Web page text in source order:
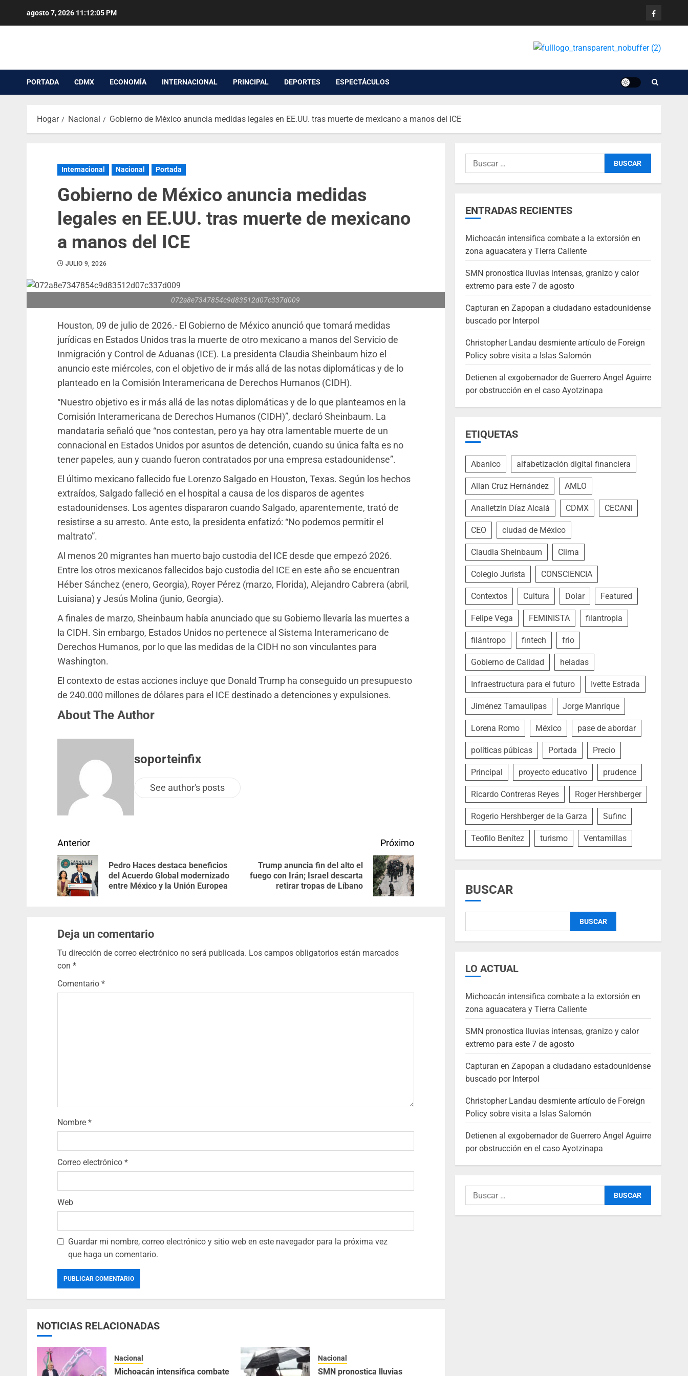
agosto 7, 2026 11:12:05 PM
PORTADA CDMX ECONOMÍA INTERNACIONAL PRINCIPAL DEPORTES ESPECTÁCULOS
Hogar Nacional Gobierno de México anuncia medidas legales en EE.UU. tras muerte de mexicano a manos del ICE
Internacional Nacional Portada
Gobierno de México anuncia medidas
legales en EE.UU. tras muerte de mexicano
a manos del ICE
JULIO 9, 2026
072a8e7347854c9d83512d07c337d009
Houston, 09 de julio de 2026.- El Gobierno de México anunció que tomará medidas
jurídicas en Estados Unidos tras la muerte de otro mexicano a manos del Servicio de
Inmigración y Control de Aduanas (ICE). La presidenta Claudia Sheinbaum hizo el
anuncio este miércoles, con el objetivo de ir más allá de las notas diplomáticas y de lo
planteado en la Comisión Interamericana de Derechos Humanos (CIDH).
“Nuestro objetivo es ir más allá de las notas diplomáticas y de lo que planteamos en la
Comisión Interamericana de Derechos Humanos (CIDH)”, declaró Sheinbaum. La
mandataria señaló que “nos contestan, pero ya hay otra lamentable muerte de un
connacional en Estados Unidos por asuntos de detención, cuando su única falta es no
tener papeles, aun y cuando fueron contratados por una empresa estadounidense”.
El último mexicano fallecido fue Lorenzo Salgado en Houston, Texas. Según los hechos
extraídos, Salgado falleció en el hospital a causa de los disparos de agentes
estadounidenses. Los agentes dispararon cuando Salgado, aparentemente, trató de
resistirse a su arresto. Ante esto, la presidenta enfatizó: “No podemos permitir el
maltrato”.
Al menos 20 migrantes han muerto bajo custodia del ICE desde que empezó 2026.
Entre los otros mexicanos fallecidos bajo custodia del ICE en este año se encuentran
Héber Sánchez (enero, Georgia), Royer Pérez (marzo, Florida), Alejandro Cabrera (abril,
Luisiana) y Jesús Molina (junio, Georgia).
A finales de marzo, Sheinbaum había anunciado que su Gobierno llevaría las muertes a
la CIDH. Sin embargo, Estados Unidos no pertenece al Sistema Interamericano de
Derechos Humanos, por lo que las medidas de la CIDH no son vinculantes para
Washington.
El contexto de estas acciones incluye que Donald Trump ha conseguido un presupuesto
de 240.000 millones de dólares para el ICE destinado a detenciones y expulsiones.
About The Author
soporteinfix
See author's posts
Anterior
Pedro Haces destaca beneficios
del Acuerdo Global modernizado
entre México y la Unión Europea
Próximo
Trump anuncia fin del alto el
fuego con Irán; Israel descarta
retirar tropas de Líbano
Deja un comentario
Tu dirección de correo electrónico no será publicada. Los campos obligatorios están marcados
con *
Comentario *
Nombre *
Correo electrónico *
Web
Guardar mi nombre, correo electrónico y sitio web en este navegador para la próxima vez
que haga un comentario.
NOTICIAS RELACIONADAS
Nacional
Michoacán intensifica combate
Nacional
SMN pronostica lluvias
ENTRADAS RECIENTES
Michoacán intensifica combate a la extorsión en
zona aguacatera y Tierra Caliente
SMN pronostica lluvias intensas, granizo y calor
extremo para este 7 de agosto
Capturan en Zapopan a ciudadano estadounidense
buscado por Interpol
Christopher Landau desmiente artículo de Foreign
Policy sobre visita a Islas Salomón
Detienen al exgobernador de Guerrero Ángel Aguirre
por obstrucción en el caso Ayotzinapa
ETIQUETAS
Abanico alfabetización digital financiera
Allan Cruz Hernández AMLO
Analletzin Díaz Alcalá CDMX CECANI
CEO ciudad de México
Claudia Sheinbaum Clima
Colegio Jurista CONSCIENCIA
Contextos Cultura Dolar Featured
Felipe Vega FEMINISTA filantropia
filántropo fintech frio
Gobierno de Calidad heladas
Infraestructura para el futuro Ivette Estrada
Jiménez Tamaulipas Jorge Manrique
Lorena Romo México pase de abordar
políticas púbicas Portada Precio
Principal proyecto educativo prudence
Ricardo Contreras Reyes Roger Hershberger
Rogerio Hershberger de la Garza Sufinc
Teofilo Benítez turismo Ventamillas
BUSCAR
BUSCAR
LO ACTUAL
Michoacán intensifica combate a la extorsión en
zona aguacatera y Tierra Caliente
SMN pronostica lluvias intensas, granizo y calor
extremo para este 7 de agosto
Capturan en Zapopan a ciudadano estadounidense
buscado por Interpol
Christopher Landau desmiente artículo de Foreign
Policy sobre visita a Islas Salomón
Detienen al exgobernador de Guerrero Ángel Aguirre
por obstrucción en el caso Ayotzinapa